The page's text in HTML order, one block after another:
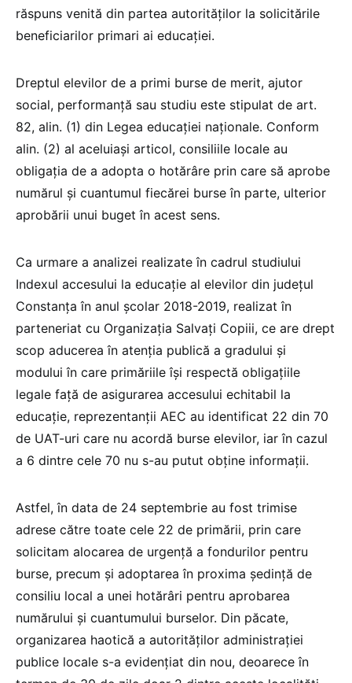
răspuns venită din partea autorităților la solicitările
beneficiarilor primari ai educației.
Dreptul elevilor de a primi burse de merit, ajutor
social, performanță sau studiu este stipulat de art.
82, alin. (1) din Legea educației naționale. Conform
alin. (2) al aceluiași articol, consiliile locale au
obligația de a adopta o hotărâre prin care să aprobe
numărul și cuantumul fiecărei burse în parte, ulterior
aprobării unui buget în acest sens.
Ca urmare a analizei realizate în cadrul studiului
Indexul accesului la educație al elevilor din județul
Constanța în anul școlar 2018-2019, realizat în
parteneriat cu Organizația Salvați Copiii, ce are drept
scop aducerea în atenția publică a gradului și
modului în care primăriile își respectă obligațiile
legale față de asigurarea accesului echitabil la
educație, reprezentanții AEC au identificat 22 din 70
de UAT-uri care nu acordă burse elevilor, iar în cazul
a 6 dintre cele 70 nu s-au putut obține informații.
Astfel, în data de 24 septembrie au fost trimise
adrese către toate cele 22 de primării, prin care
solicitam alocarea de urgență a fondurilor pentru
burse, precum și adoptarea în proxima ședință de
consiliu local a unei hotărâri pentru aprobarea
numărului și cuantumului burselor. Din păcate,
organizarea haotică a autorităților administrației
publice locale s-a evidențiat din nou, deoarece în